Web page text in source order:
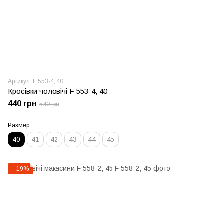
Артикул: F 553-4, 40
Кросівки чоловічі F 553-4, 40
440 грн 540 грн
Размер
40 41 42 43 44 45
−19%